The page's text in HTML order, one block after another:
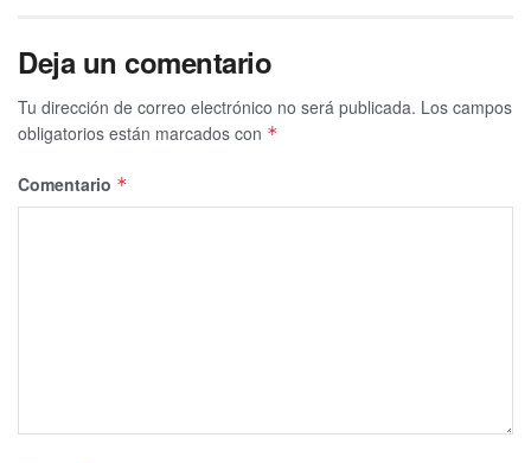
Deja un comentario
Tu dirección de correo electrónico no será publicada. Los campos
obligatorios están marcados con *
Comentario *